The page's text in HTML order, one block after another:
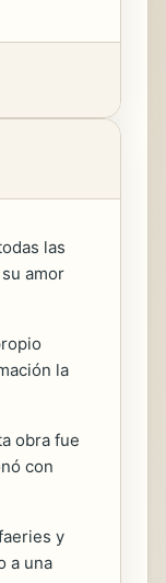
las
amor
la
obra fue
con
y
a una